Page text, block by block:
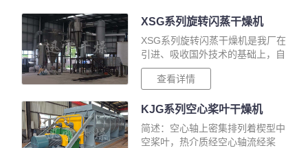
XSG系列旋转闪蒸干燥机
XSG系列旋转闪蒸干燥机是我厂在
引进、吸收国外技术的基础上，自
行开发成功的新型干燥设备。该机
技术，设计合理，结构紧凑，适用
好，效率高···
查看详情
KJG系列空心桨叶干燥机
简述：空心轴上密集排列着楔型中
空桨叶，热介质经空心轴流经桨